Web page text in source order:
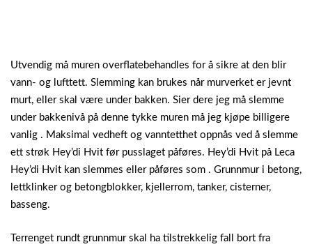
Utvendig må muren overflatebehandles for å sikre at den blir
vann- og lufttett. Slemming kan brukes når murverket er jevnt
murt, eller skal være under bakken. Sier dere jeg må slemme
under bakkenivå på denne tykke muren må jeg kjøpe billigere
vanlig . Maksimal vedheft og vanntetthet oppnås ved å slemme
ett strøk Hey’di Hvit før pusslaget påføres. Hey’di Hvit på Leca
Hey’di Hvit kan slemmes eller påføres som . Grunnmur i betong,
lettklinker og betongblokker, kjellerrom, tanker, cisterner,
basseng.
Terrenget rundt grunnmur skal ha tilstrekkelig fall bort fra